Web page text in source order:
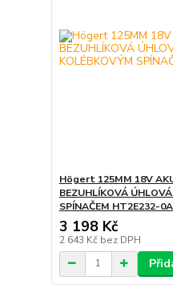
Högert 125MM 18V
BEZUHLÍKOVÁ
SPÍNAČEM HT2E232-
3 198 Kč
2 643 Kč bez DPH